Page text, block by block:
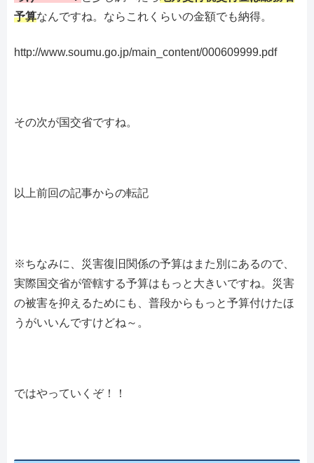
予算なんですね。ならこれくらいの金額でも納得。
http://www.soumu.go.jp/main_content/000609999.pdf
その次が国交省ですね。
以上前回の記事からの転記
※ちなみに、災害復旧関係の予算はまた別にあるので、
実際国交省が管轄する予算はもっと大きいですね。災害
の被害を抑えるためにも、普段からもっと予算付けたほ
うがいいんですけどね～。
ではやっていくぞ！！